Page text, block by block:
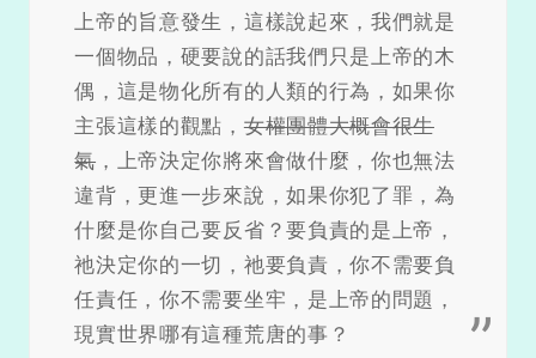
上帝的旨意發生，這樣說起來，我們就是
一個物品，硬要說的話我們只是上帝的木
偶，這是物化所有的人類的行為，如果你
主張這樣的觀點， 女權團體大概會很生
氣 ，上帝決定你將來會做什麼，你也無法
違背，更進一步來說，如果你犯了罪，為
什麼是你自己要反省？要負責的是上帝，
祂決定你的一切，祂要負責，你不需要負
任責任，你不需要坐牢，是上帝的問題，
現實世界哪有這種荒唐的事？